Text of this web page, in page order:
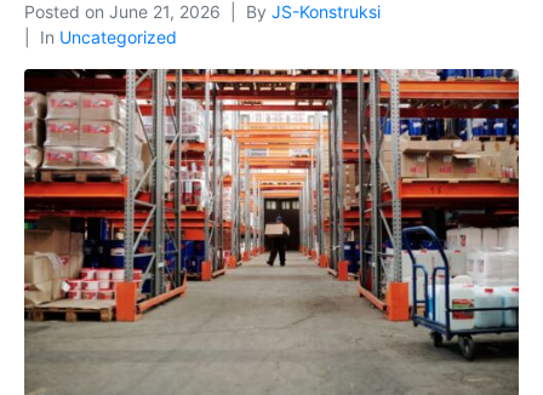
Posted on June 21, 2026 By JS-Konstruksi
In Uncategorized